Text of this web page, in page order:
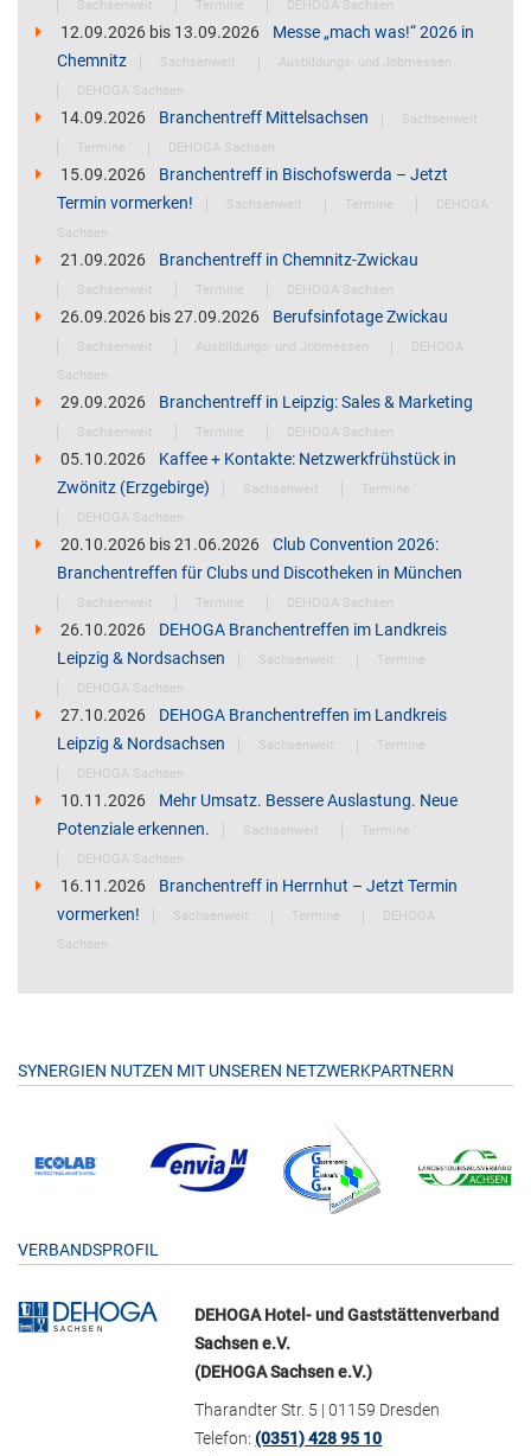
Sachsenweit Termine DEHOGA Sachsen
12.09.2026 bis 13.09.2026
Messe „mach was!“ 2026 in
Chemnitz
Sachsenweit
Ausbildungs- und Jobmessen
DEHOGA Sachsen
14.09.2026 Branchentreff Mittelsachsen
Sachsenweit
Termine
DEHOGA Sachsen
15.09.2026
Branchentreff in Bischofswerda – Jetzt
Termin vormerken!
Sachsenweit Termine
DEHOGA
Sachsen
21.09.2026 Branchentreff in Chemnitz-Zwickau
Sachsenweit Termine DEHOGA Sachsen
26.09.2026 bis27.09.2026 Berufsinfotage Zwickau
Sachsenweit Ausbildungs- und Jobmessen
DEHOGA
Sachsen
29.09.2026 Branchentreff in Leipzig: Sales & Marketing
Sachsenweit Termine DEHOGA Sachsen
05.10.2026
Kaffee + Kontakte: Netzwerkfrühstück in
Zwönitz (Erzgebirge)
Sachsenweit
Termine
DEHOGA Sachsen
20.10.2026 bis21.06.2026
Club Convention 2026:
Branchentreffen für Clubs und Discotheken in München
Sachsenweit Termine DEHOGA Sachsen
26.10.2026
DEHOGA Branchentreffen im Landkreis
Leipzig & Nordsachsen
Sachsenweit
Termine
DEHOGA Sachsen
27.10.2026
DEHOGA Branchentreffen im Landkreis
Leipzig & Nordsachsen
Sachsenweit
Termine
DEHOGA Sachsen
10.11.2026
Mehr Umsatz. Bessere Auslastung. Neue
Potenziale erkennen.
Sachsenweit
Termine
DEHOGA Sachsen
16.11.2026
Branchentreff in Herrnhut – Jetzt Termin
vormerken!
Sachsenweit Termine
DEHOGA
Sachsen
SYNERGIEN NUTZEN MIT UNSEREN NETZWERKPARTNERN
VERBANDSPROFIL
DEHOGA Hotel- und Gaststättenverband
Sachsen e.V.
(DEHOGA Sachsen e.V.)
Tharandter Str. 5 | 01159 Dresden
Telefon:(0351) 428 95 10